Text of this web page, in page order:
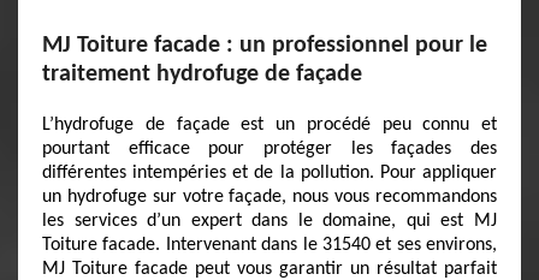
MJ Toiture facade : un professionnel pour le
traitement hydrofuge de façade
L’hydrofuge de façade est un procédé peu connu et
pourtant efficace pour protéger les façades des
différentes intempéries et de la pollution. Pour appliquer
un hydrofuge sur votre façade, nous vous recommandons
les services d’un expert dans le domaine, qui est MJ
Toiture facade. Intervenant dans le 31540 et ses environs,
MJ Toiture facade peut vous garantir un résultat parfait